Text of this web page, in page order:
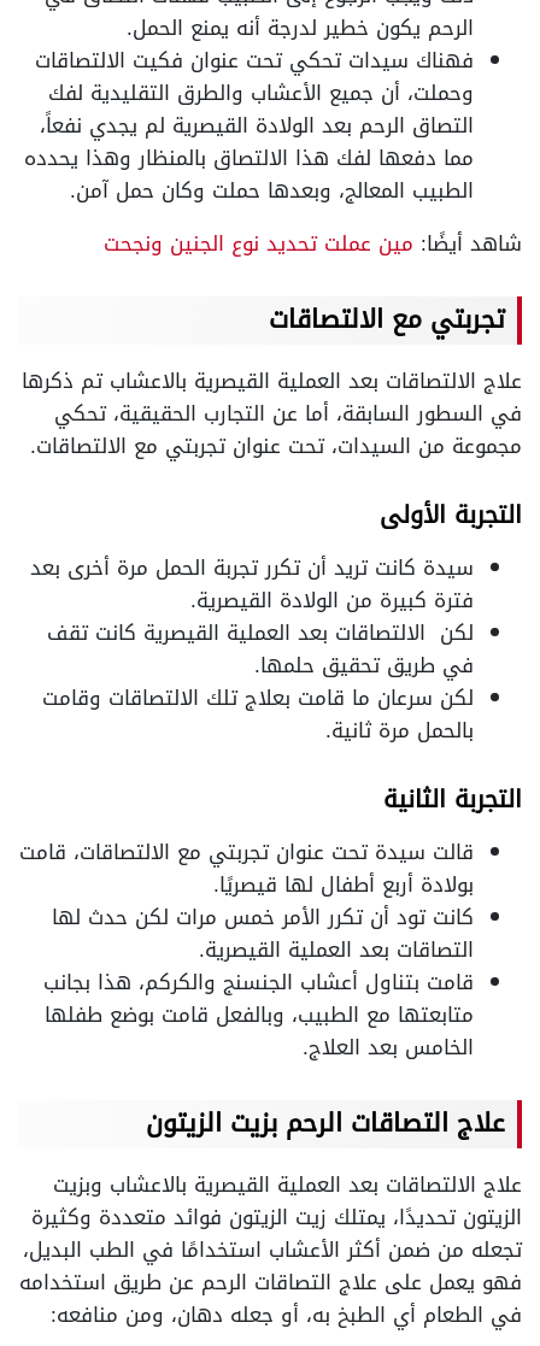
الرحم يكون خطير لدرجة أنه يمنع الحمل.
فهناك سيدات تحكي تحت عنوان فكيت الالتصاقات
وحملت، أن جميع الأعشاب والطرق التقليدية لفك
التصاق الرحم بعد الولادة القيصرية لم يجدي نفعاً،
مما دفعها لفك هذا الالتصاق بالمنظار وهذا يحدده
الطبيب المعالج، وبعدها حملت وكان حمل آمن.
شاهد أيضًا: مين عملت تحديد نوع الجنين ونجحت
تجربتي مع الالتصاقات
علاج الالتصاقات بعد العملية القيصرية بالاعشاب تم ذكرها
في السطور السابقة، أما عن التجارب الحقيقية، تحكي
مجموعة من السيدات، تحت عنوان تجربتي مع الالتصاقات.
التجربة الأولى
سيدة كانت تريد أن تكرر تجربة الحمل مرة أخرى بعد
فترة كبيرة من الولادة القيصرية.
لكن الالتصاقات بعد العملية القيصرية كانت تقف
في طريق تحقيق حلمها.
لكن سرعان ما قامت بعلاج تلك الالتصاقات وقامت
بالحمل مرة ثانية.
التجربة الثانية
قالت سيدة تحت عنوان تجربتي مع الالتصاقات، قامت
بولادة أربع أطفال لها قيصريًا.
كانت تود أن تكرر الأمر خمس مرات لكن حدث لها
التصاقات بعد العملية القيصرية.
قامت بتناول أعشاب الجنسنج والكركم، هذا بجانب
متابعتها مع الطبيب، وبالفعل قامت بوضع طفلها
الخامس بعد العلاج.
علاج التصاقات الرحم بزيت الزيتون
علاج الالتصاقات بعد العملية القيصرية بالاعشاب وبزيت
الزيتون تحديدًا، يمتلك زيت الزيتون فوائد متعددة وكثيرة
تجعله من ضمن أكثر الأعشاب استخدامًا في الطب البديل،
فهو يعمل على علاج التصاقات الرحم عن طريق استخدامه
في الطعام أي الطبخ به، أو جعله دهان، ومن منافعه: